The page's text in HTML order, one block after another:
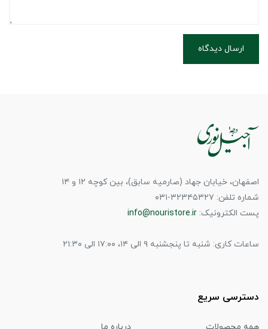
ارسال دیدگاه
اصفهان، خیابان جهاد (صارمیه سابق)، بین کوچه ۱۲ و ۱۴
شماره تلفن: ۳۲۳۴۵۳۲۷-۰۳۱
پست الکترونیک: info@nouristore.ir
ساعات کاری: شنبه تا پنجشنبه ۹ الی ۱۴، ۱۷:۰۰ الی ۲۱:۳۰
دسترسی سریع